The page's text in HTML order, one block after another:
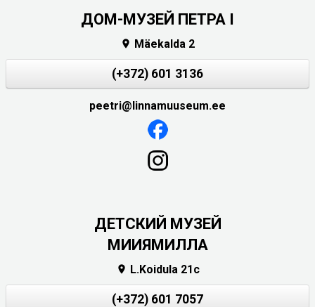
ДОМ-МУЗЕЙ ПЕТРА I
 Mäekalda 2
(+372) 601 3136
peetri@linnamuuseum.ee
ДЕТСКИЙ МУЗЕЙ
МИИЯМИЛЛА
 L.Koidula 21c
(+372) 601 7057